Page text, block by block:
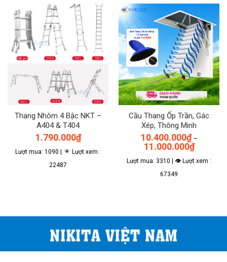
Thang Nhôm 4 Bậc NKT –
A404 & T404
1.790.000₫
Lượt mua: 1090 |
Lượt xem :
22487
Cầu Thang Ốp Trần, Gác
Xép, Thông Minh
10.400.000₫ –
11.000.000₫Khoảng
giá:
từ
Lượt mua: 3310 | 👁 Lượt xem :
67349
có
nhiều
biến
thể.